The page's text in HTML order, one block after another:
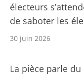
électeurs
de saboter les
30 juin 2026
La pièce parle